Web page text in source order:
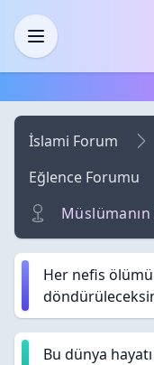
Skip to main content
Menü
İslami Forum
Eğlence Forumu
Her nefis
Bu dünya